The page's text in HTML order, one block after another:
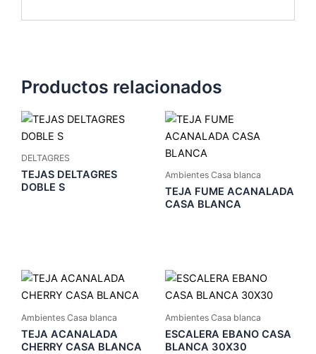
Productos relacionados
DELTAGRES
TEJAS DELTAGRES
DOBLE S
Ambientes Casa blanca
TEJA FUME ACANALADA
CASA BLANCA
Ambientes Casa blanca
TEJA ACANALADA
CHERRY CASA BLANCA
Ambientes Casa blanca
ESCALERA EBANO CASA
BLANCA 30X30